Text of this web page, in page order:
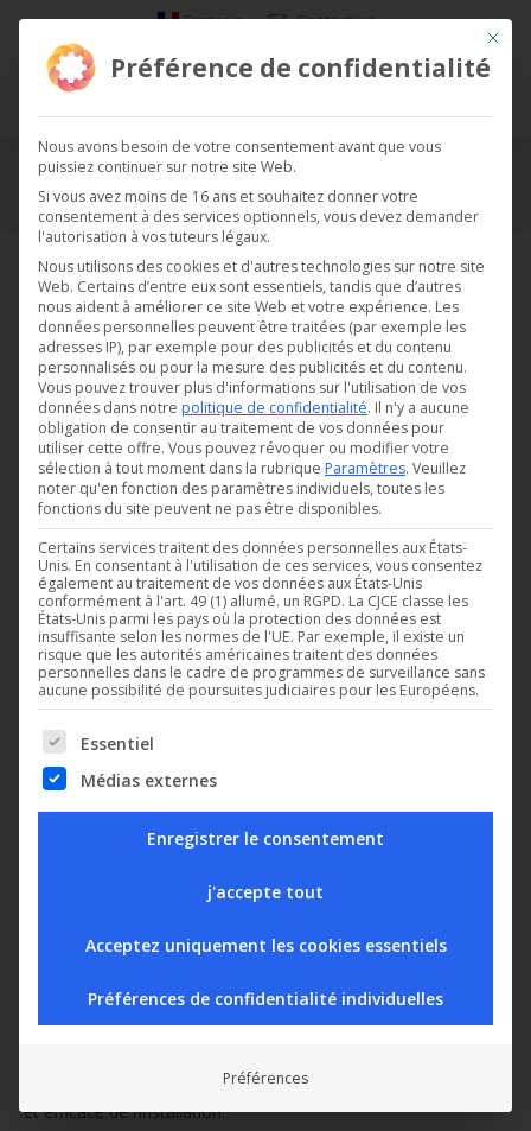
Français Contact us
Froid / Froid commercial
Vous êtes ici :
Riche d’une expérience de plus de 30 ans, Digitel s’est
spécialisée dans la réalisation de régulation pour le froid
des milliers de supermarchés et magasins sont équipés des
régulations Digitel.
fonctionnalités permettant d’assurer la gestion complète des
installations du froid commercial. Ils assurent notamment la
compresseurs, des condenseurs, la réduction de la puissance
l’enthalpie, la récupération de chaleur etc… Tous les nouveaux
Le logiciel de supervision TelesWin permet une gestion simple
et efficace de l’installation.
Ce
Préférence de confidentialité
Nous avons besoin de votre consentement avant que vous
puissiez continuer sur notre site Web.
Si vous avez moins de 16 ans et souhaitez donner votre
consentement à des services optionnels, vous devez demander
l'autorisation à vos tuteurs légaux.
Nous utilisons des cookies et d'autres technologies sur notre site
Web. Certains d’entre eux sont essentiels, tandis que d’autres
nous aident à améliorer ce site Web et votre expérience. Les
données personnelles peuvent être traitées (par exemple les
adresses IP), par exemple pour des publicités et du contenu
personnalisés ou pour la mesure des publicités et du contenu.
Vous pouvez trouver plus d'informations sur l'utilisation de vos
données dans notre politique de confidentialité. Il n'y a aucune
obligation de consentir au traitement de vos données pour
utiliser cette offre. Vous pouvez révoquer ou modifier votre
sélection à tout moment dans la rubrique Paramètres. Veuillez
noter qu'en fonction des paramètres individuels, toutes les
fonctions du site peuvent ne pas être disponibles.
Certains services traitent des données personnelles aux États-
Unis. En consentant à l'utilisation de ces services, vous consentez
également au traitement de vos données aux États-Unis
conformément à l'art. 49 (1) allumé. un RGPD. La CJCE classe les
États-Unis parmi les pays où la protection des données est
insuffisante selon les normes de l'UE. Par exemple, il existe un
risque que les autorités américaines traitent des données
personnelles dans le cadre de programmes de surveillance sans
aucune possibilité de poursuites judiciaires pour les Européens.
The following is a list of service groups for which consent can
Essentiel
Médias externes
Enregistrer le consentement
j'accepte tout
Acceptez uniquement les cookies essentiels
Préférences de confidentialité individuelles
Préférences